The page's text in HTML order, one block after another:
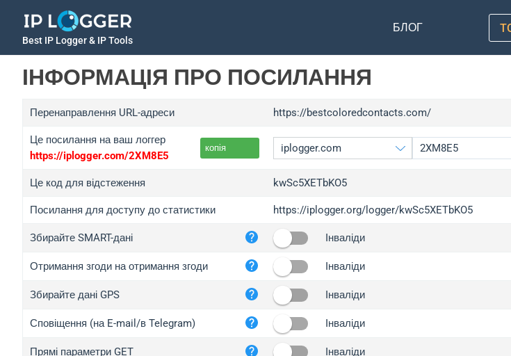
Best IP Logger & IP Tools
БЛОГ
ІНФОРМАЦІЯ ПРО ПОСИЛАННЯ
Перенаправлення URL-адреси https://bestcoloredcontacts.com/
Це посилання на ваш логгер
https://iplogger.com/2XM8E5
копія
iplogger.org
wl.gl
ed.tc
iplogger.com
Це код для відстеження kwSc5XETbKO5
Посилання для доступу до статистики https://iplogger.org/logger/kwSc5XETbKO5
Збирайте SMART-дані Інваліди
Отримання згоди на отримання згоди Інваліди
Збирайте дані GPS Інваліди
Сповіщення (на E-mail/в Telegram) Інваліди
Прямі параметри GET Інваліди